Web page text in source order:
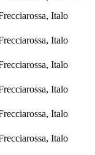
Italo
Italo
Italo
Italo
Italo
Italo